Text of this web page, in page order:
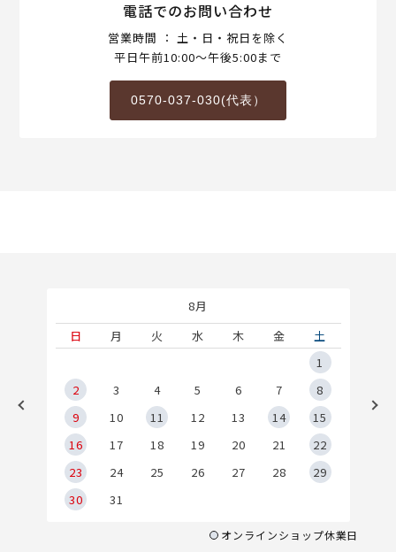
電話でのお問い合わせ
営業時間 ： 土・日・祝日を除く
平日午前10:00～午後5:00まで
0570-037-030(代表）
8月
日
月 火 水 木 金
土
1
2
3 4 5 6 7
8
9
10 11 12 13 14
15
16
17 18 19 20 21
22
23
24 25 26 27 28
29
30
31
オンラインショップ休業日